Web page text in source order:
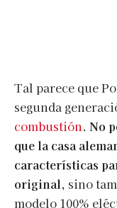
Tal parece que
segunda
combustión. No
que la casa
características
original, sino
modelo 100%